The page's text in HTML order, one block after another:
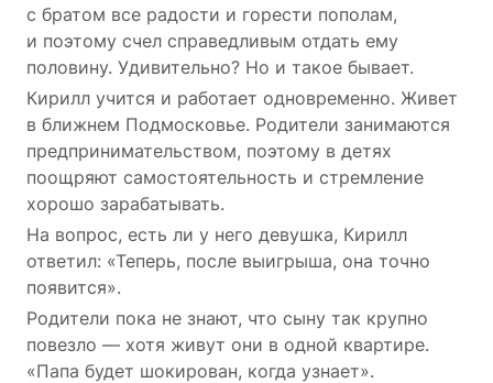
с братом все радости и горести пополам,
и поэтому счел справедливым отдать ему
половину. Удивительно? Но и такое бывает.
Кирилл учится и работает одновременно. Живет
в ближнем Подмосковье. Родители занимаются
предпринимательством, поэтому в детях
поощряют самостоятельность и стремление
хорошо зарабатывать.
На вопрос, есть ли у него девушка, Кирилл
ответил: «Теперь, после выигрыша, она точно
появится».
Родители пока не знают, что сыну так крупно
повезло — хотя живут они в одной квартире.
«Папа будет шокирован, когда узнает».